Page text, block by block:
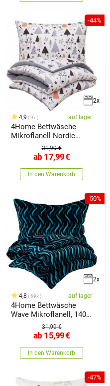
-44%
2x
4,9 9x auf lager
4Home Bettwäsche
Mikroflanell Nordic
31,99 €
ab 17,99€
In den Warenkorb
-50%
2x
4,8 69x auf lager
4Home Bettwäsche
Wave Mikroflanell, 140 x
31,99 €
ab 15,99€
In den Warenkorb
-47%